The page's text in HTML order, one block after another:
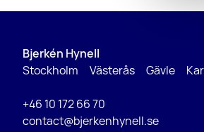
Bjerkén Hynell
Stockholm Västerås Gävle
+46 10 172 66 70
contact@bjerkenhynell.se